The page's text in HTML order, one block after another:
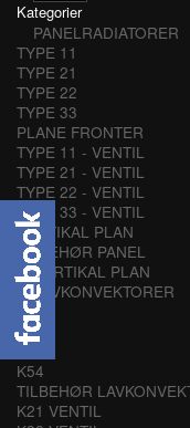
Kategorier
PANELRADIATORER
TYPE 11
TYPE 21
TYPE 22
TYPE 33
PLANE FRONTER
TYPE 11 - VENTIL
TYPE 21 - VENTIL
TYPE 22 - VENTIL
TYPE 33 - VENTIL
VERTIKAL PLAN
TILBEHØR PANEL
VERTIKAL PLAN
LAVKONVEKTORER
K21
K32
K43
K54
TILBEHØR
K21 VENTIL